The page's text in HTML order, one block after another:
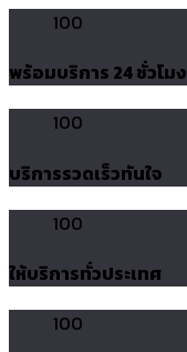
100
พร้อมบริการ 24 ชั่วโมง
100
บริการรวดเร็วทันใจ
100
ให้บริการทั่วประเทศ
100